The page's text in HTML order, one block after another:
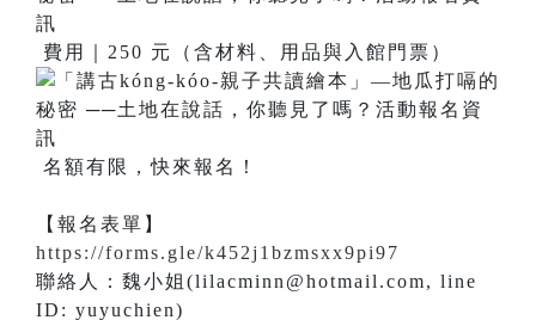
費用｜250 元（含材料、用品與入館門票）
名額有限，快來報名！
【報名表單】
https://forms.gle/k452j1bzmsxx9pi97
​聯絡人：魏小姐(lilacminn@hotmail.com, line
ID: yuyuchien)